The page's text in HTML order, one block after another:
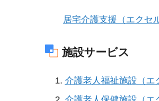
居宅介護支援（エクセ
施設サービス
介護老人福祉施設（エ